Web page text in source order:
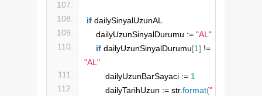
if dailySinyalUzunAL
    dailyUzunSinyalDurumu :=
"AL"
if dailyUzunSinyalDurumu[1]
"AL"
        dailyUzunBarSayaci :=
1
        dailyTarihUzun := str.
format("